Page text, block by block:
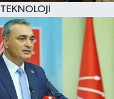
TEKNOLOJİ